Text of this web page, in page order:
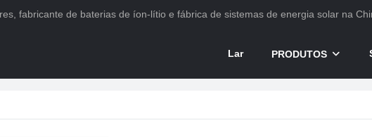
fabricante de baterias de íon-lítio e fábrica de sistemas de energia solar na
Lar PRODUTOS